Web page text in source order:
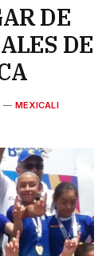
DE
DE
MEXICALI